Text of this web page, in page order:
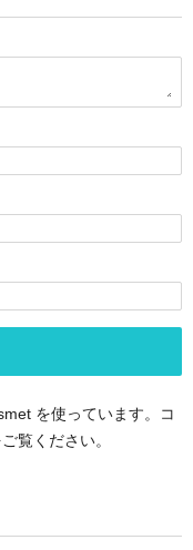
を使っています。
コ
覧ください。